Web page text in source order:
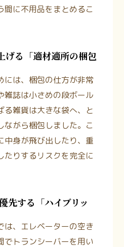
間に不用品をまとめるこ
げる「適材適所の梱包
には、梱包の仕方が非常
雑誌は小さめの段ボール
る雑貨は大きな袋へ、と
ながら梱包しました。こ
中身が飛び出したり、重
たりするリスクを完全に
先する「ハイブリッ
は、エレベーターの空き
でトランシーバーを用い